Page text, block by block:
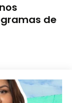
de